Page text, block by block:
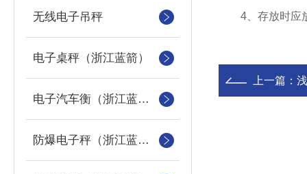
无线电子吊秤
电子桌秤（浙江蓝箭）
电子汽车衡（浙江蓝箭汽车衡）
防爆电子秤（浙江蓝箭防爆秤）
4、存放时应放
上一篇：